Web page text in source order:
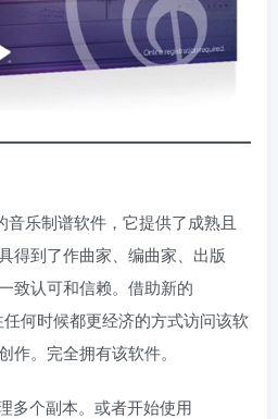
乐制谱软件，它提供了成熟且
得到了作曲家、编曲家、出版
致认可和信赖。借助新的
何时候都更经济的方式访问该软
作。完全拥有该软件。
多个副本。或者开始使用